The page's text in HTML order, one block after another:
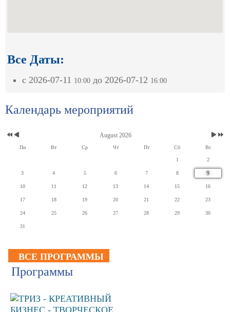
Все Даты:
с 2026-07-11 10:00 до 2026-07-12 16:00
Календарь мероприятий
August 2026
Пн Вт Ср Чт Пт Сб Вс
1 2
3 4 5 6 7 8 9
10 11 12 13 14 15 16
17 18 19 20 21 22 23
24 25 26 27 28 29 30
31
ВСЕ ПРОГРАММЫ
Программы